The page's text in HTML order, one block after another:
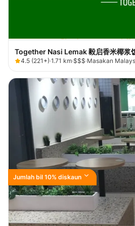
Together Nasi Lemak 毅启香米椰
4.5 (221+)·1.71 km·$$$·Masakan
Jumlah bil 10% diskaun